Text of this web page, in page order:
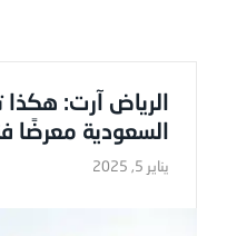
الرياض آرت: هكذا
السعودية معرضًا
يناير 5, 2025